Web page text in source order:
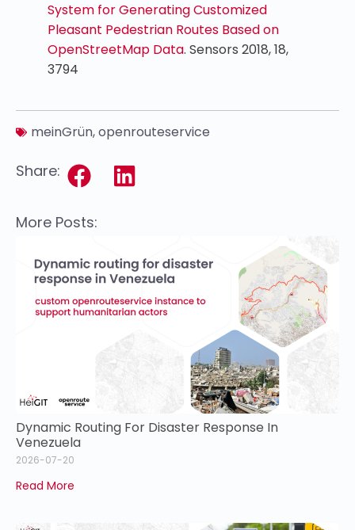
System for Generating Customized
Pleasant Pedestrian Routes Based on
OpenStreetMap Data. Sensors 2018, 18,
3794
meinGrün,openrouteservice
Share:
More Posts:
Dynamic Routing For Disaster Response In
Venezuela
2026-07-20
Read More